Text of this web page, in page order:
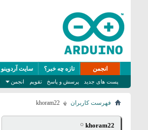
انجمن
پست های جدید پرسش و پاسخ تقویم انجمن
تازه چه خبر؟ سایت آردوینو
فهرست کاربران khoram22
khoram22